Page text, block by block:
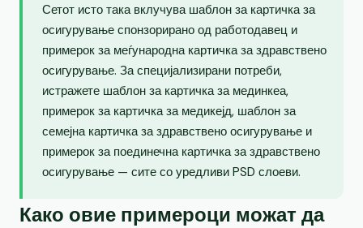
Сетот исто така вклучува шаблон за картичка за
осигурување спонзорирано од работодавец и
примерок за меѓународна картичка за здравствено
осигурување. За специјализирани потреби,
истражете шаблон за картичка за мединкеа,
примерок за картичка за медикејд, шаблон за
семејна картичка за здравствено осигурување и
примерок за поединечна картичка за здравствено
осигурување — сите со уредливи PSD слоеви.
Како овие примероци можат да